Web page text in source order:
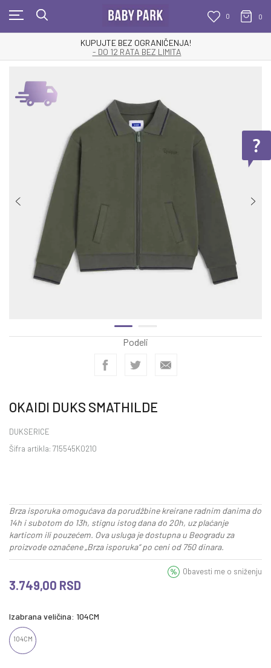
0 0
KUPUJTE BEZ OGRANIČENJA!
- DO 12 RATA BEZ LIMITA
Podeli
OKAIDI DUKS SMATHILDE
DUKSERICE
Šifra artikla: 715545K0210
Brza isporuka omogućava da porudžbine kreirane radnim danima do
14h i subotom do 13h, stignu istog dana do 20h, uz plaćanje
karticom ili pouzećem. Ova usluga je dostupna u Beogradu za
proizvode označene „Brza isporuka“ po ceni od 750 dinara.
3.749,00 RSD
Obavesti me o sniženju
Izabrana veličina: 104CM
104CM